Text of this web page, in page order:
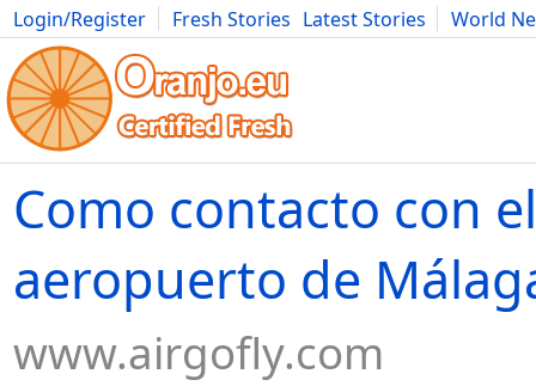
Login/Register Fresh Stories Latest Stories
World
Movies Anime Music Art Cars Advice Science
Como contacto con el
aeropuerto de
www.airgofly.com